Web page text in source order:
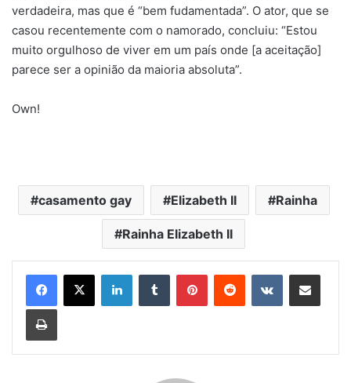
verdadeira, mas que é “bem fudamentada”. O ator, que se
casou recentemente com o namorado, concluiu: “Estou
muito orgulhoso de viver em um país onde [a aceitação]
parece ser a opinião da maioria absoluta”.
Own!
casamento gay Elizabeth II Rainha
Rainha Elizabeth II
LinkedinTumblr PinterestReddit VK Compartilhar via e-mail
Imprimir